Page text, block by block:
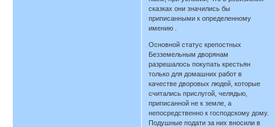
сказках они значились бы
приписанными к определенному
имению .
Основной статус крепостных
Безземельным дворянам
разрешалось покупать крестьян
только для домашних работ в
качестве дворовых людей, которые
считались прислугой, челядью,
приписанной не к земле, а
непосредственно к господскому дому.
Подушные подати за них вносили в